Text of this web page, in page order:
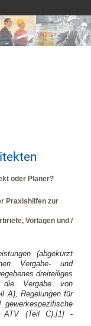
oder Planer?
Praxishilfen zur
Vorlagen und /
(abgekürzt
Vergabe- und
dreiteiliges
die Vergabe von
A), Regelungen für
ATV (Teil C).[1]-